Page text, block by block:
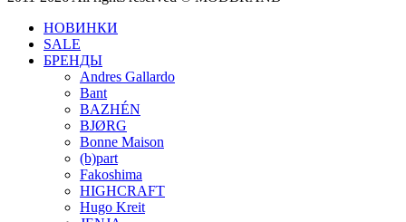
НОВИНКИ
SALE
БРЕНДЫ
Andres Gallardo
Bant
BAZHÉN
BJØRG
Bonne Maison
(b)part
Fakoshima
HIGHCRAFT
Hugo Kreit